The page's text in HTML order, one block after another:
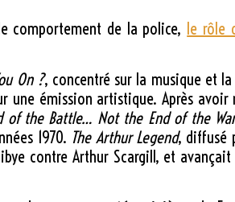
comportement de la police, le rôle
On ?, concentré sur la musique et
émission artistique. Après avoir
of the Battle… Not the End of the
1970. The Arthur Legend, diffusé
contre Arthur Scargill, et